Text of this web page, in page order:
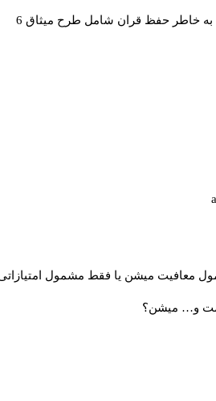
ای داشته باشی به خاطر حفظ قران شامل طرح میثاق 6
میشن یا فقط مشمول امتیازاتی
میشن؟